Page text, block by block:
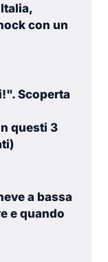
con un
Scoperta
questi 3
a bassa
e quando